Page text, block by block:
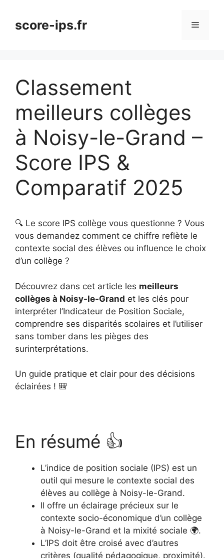
contenuscore-ips.fr Menu
Classement
meilleurs collèges
à Noisy-le-Grand –
Score IPS &
Comparatif 2025
🔍 Le score IPS collège vous questionne ? Vous
vous demandez comment ce chiffre reflète le
contexte social des élèves ou influence le choix
d’un collège ?
Découvrez dans cet article les meilleurs
collèges à Noisy-le-Grand et les clés pour
interpréter l’Indicateur de Position Sociale,
comprendre ses disparités scolaires et l’utiliser
sans tomber dans les pièges des
surinterprétations.
Un guide pratique et clair pour des décisions
éclairées ! 🎒
En résumé 👍
L’indice de position sociale (IPS) est un
outil qui mesure le contexte social des
élèves au collège à Noisy-le-Grand.
Il offre un éclairage précieux sur le
contexte socio-économique d’un collège
à Noisy-le-Grand et la mixité sociale 🌍.
L’IPS doit être croisé avec d’autres
critères (qualité pédagogique, proximité).